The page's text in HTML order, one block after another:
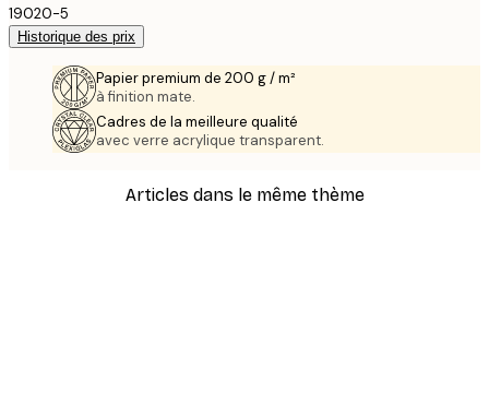
19020-5
Historique des prix
Papier premium de 200 g / m²
à finition mate.
Cadres de la meilleure qualité
avec verre acrylique transparent.
Articles dans le même thème